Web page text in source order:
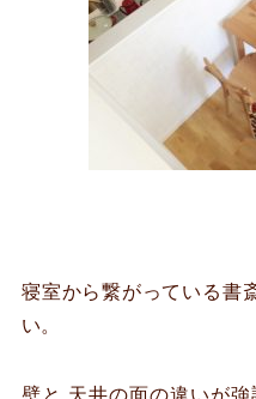
寝室から繋がっている書
い。
壁と 天井の面の違いが